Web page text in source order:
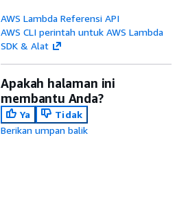
AWS Lambda Referensi API
AWS CLI perintah untuk AWS Lambda
SDK & Alat
Apakah halaman ini
membantu Anda?
Ya
Tidak
Berikan umpan balik